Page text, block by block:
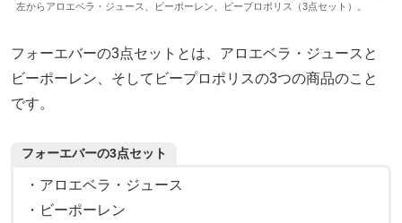
左からアロエベラ・ジュース、ビーポーレン、ビープロポリス（3点セット）。
フォーエバーの3点セットとは、アロエベラ・ジュースと
ビーポーレン、そしてビープロポリスの3つの商品のこと
です。
フォーエバーの3点セット
・アロエベラ・ジュース
・ビーポーレン